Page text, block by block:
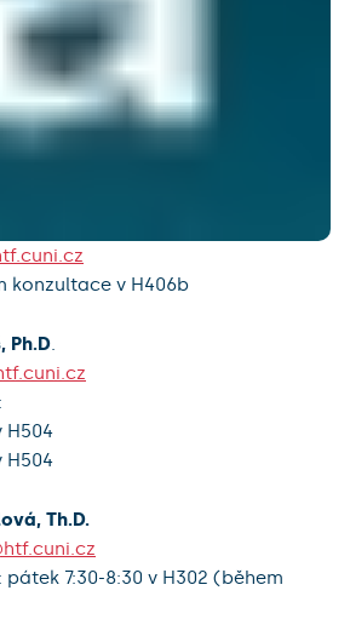
konzultace v H406b
Ph.D.
H504
H504
Th.D.
7:30-8:30 v H302 (během